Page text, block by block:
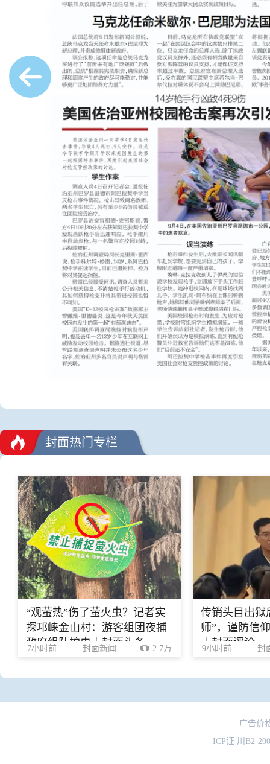
封面热门专栏
“观萤热”伤了萤火虫？记者实
探邛崃金山村：游客组团夜捕
政府组队护虫｜封面头条
7小时前 封面新闻 2.7万
传销头目出狱
师”，谨防信
｜封面评论
9小时前 封
广告价
ICP证 川B2-